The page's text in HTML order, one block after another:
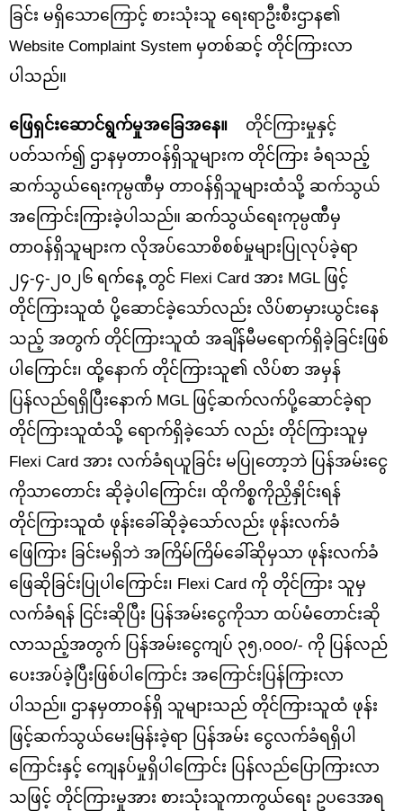
ခြင်း မရှိသောကြောင့် စားသုံးသူ ရေးရာဦးစီးဌာန၏
Website Complaint System မှတစ်ဆင့် တိုင်ကြားလာ
ပါသည်။
ဖြေရှင်းဆောင်ရွက်မှုအခြေအနေ။ တိုင်ကြားမှုနှင့်
ပတ်သက်၍ ဌာနမှတာဝန်ရှိသူများက တိုင်ကြား ခံရသည့်
ဆက်သွယ်ရေးကုမ္ပဏီမှ တာဝန်ရှိသူများထံသို့ ဆက်သွယ်
အကြောင်းကြားခဲ့ပါသည်။ ဆက်သွယ်ရေးကုမ္ပဏီမှ
တာဝန်ရှိသူများက လိုအပ်သောစိစစ်မှုများပြုလုပ်ခဲ့ရာ
၂၄-၄-၂၀၂၆ ရက်နေ့ တွင် Flexi Card အား MGL ဖြင့်
တိုင်ကြားသူထံ ပို့ဆောင်ခဲ့သော်လည်း လိပ်စာမှားယွင်းနေ
သည့် အတွက် တိုင်ကြားသူထံ အချိန်မီမရောက်ရှိခဲ့ခြင်းဖြစ်
ပါကြောင်း၊ ထို့နောက် တိုင်ကြားသူ၏ လိပ်စာ အမှန်
ပြန်လည်ရရှိပြီးနောက် MGL ဖြင့်ဆက်လက်ပို့ဆောင်ခဲ့ရာ
တိုင်ကြားသူထံသို့ ရောက်ရှိခဲ့သော် လည်း တိုင်ကြားသူမှ
Flexi Card အား လက်ခံရယူခြင်း မပြုတော့ဘဲ ပြန်အမ်းငွေ
ကိုသာတောင်း ဆိုခဲ့ပါကြောင်း၊ ထိုကိစ္စကိုညှိနှိုင်းရန်
တိုင်ကြားသူထံ ဖုန်းခေါ်ဆိုခဲ့သော်လည်း ဖုန်းလက်ခံ
ဖြေကြား ခြင်းမရှိဘဲ အကြိမ်ကြိမ်ခေါ်ဆိုမှသာ ဖုန်းလက်ခံ
ဖြေဆိုခြင်းပြုပါကြောင်း၊ Flexi Card ကို တိုင်ကြား သူမှ
လက်ခံရန် ငြင်းဆိုပြီး ပြန်အမ်းငွေကိုသာ ထပ်မံတောင်းဆို
လာသည့်အတွက် ပြန်အမ်းငွေကျပ် ၃၅,၀၀ဝ/- ကို ပြန်လည်
ပေးအပ်ခဲ့ပြီးဖြစ်ပါကြောင်း အကြောင်းပြန်ကြားလာ
ပါသည်။ ဌာနမှတာဝန်ရှိ သူများသည် တိုင်ကြားသူထံ ဖုန်း
ဖြင့်ဆက်သွယ်မေးမြန်းခဲ့ရာ ပြန်အမ်း ငွေလက်ခံရရှိပါ
ကြောင်းနှင့် ကျေနပ်မှုရှိပါကြောင်း ပြန်လည်ပြောကြားလာ
သဖြင့် တိုင်ကြားမှုအား စားသုံးသူကာကွယ်ရေး ဥပဒေအရ